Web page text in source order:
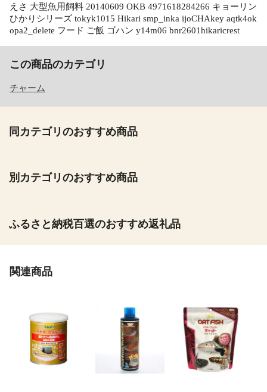
えさ 大型魚用飼料 20140609 OKB 4971618284266 キョーリン
ひかりシリーズ tokyk1015 Hikari smp_inka ijoCHAkey aqtk4ok
opa2_delete フード ご飯 ゴハン y14m06 bnr2601hikaricrest
この商品のカテゴリ
チャーム
同カテゴリのおすすめ商品
別カテゴリのおすすめ商品
ふるさと納税百選のおすすめ返礼品
関連商品